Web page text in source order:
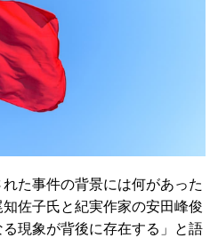
た事件の背景には何があった
佐子氏と紀実作家の安田峰俊
現象が背後に存在する」と語